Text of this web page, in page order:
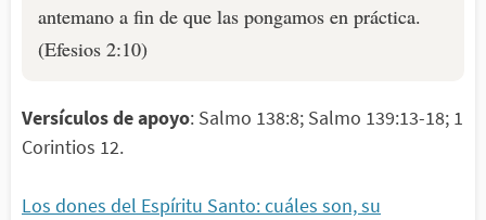
antemano a fin de que las pongamos en práctica.
(Efesios 2:10)
Versículos de apoyo: Salmo 138:8; Salmo 139:13-18; 1
Corintios 12.
Los dones del Espíritu Santo: cuáles son, su